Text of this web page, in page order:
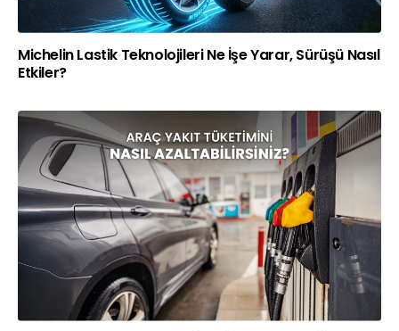
Michelin Lastik Teknolojileri Ne İşe Yarar, Sürüşü Nasıl
Etkiler?